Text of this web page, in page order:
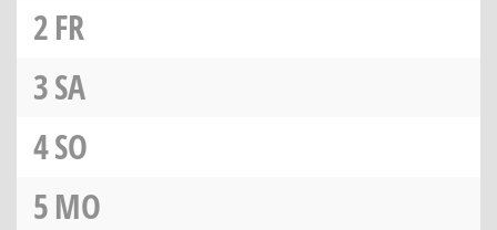
2FR
3SA
4SO
5MO